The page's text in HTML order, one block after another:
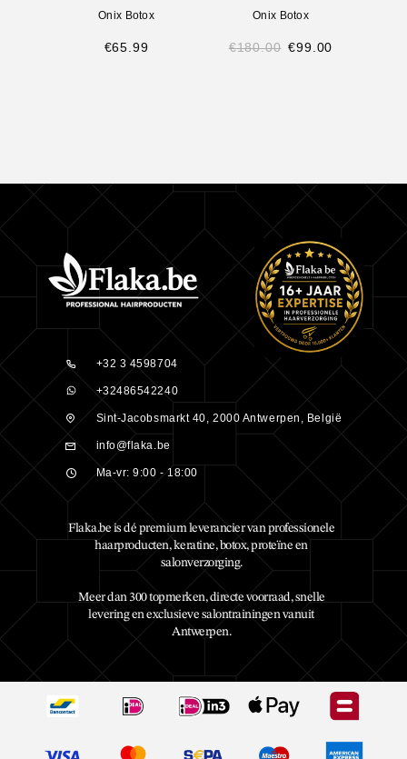
Onix Botox
€65.99
Onix Botox
€180.00 €99.00
+32 3 4598704
+32486542240
Sint-Jacobsmarkt 40, 2000 Antwerpen, België
info@flaka.be
Ma-vr: 9:00 - 18:00
Flaka.be is dé premium leverancier van professionele
haarproducten, keratine, botox, proteïne en
salonverzorging.
Meer dan 300 topmerken, directe voorraad, snelle
levering en exclusieve salontrainingen vanuit
Antwerpen.